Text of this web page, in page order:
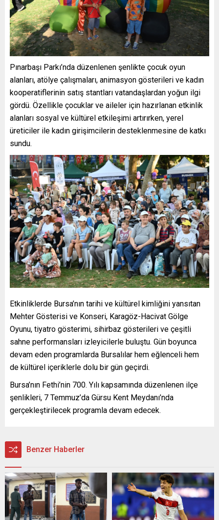
Pınarbaşı Parkı’nda düzenlenen şenlikte çocuk oyun
alanları, atölye çalışmaları, animasyon gösterileri ve kadın
kooperatiflerinin satış stantları vatandaşlardan yoğun ilgi
gördü. Özellikle çocuklar ve aileler için hazırlanan etkinlik
alanları sosyal ve kültürel etkileşimi artırırken, yerel
üreticiler ile kadın girişimcilerin desteklenmesine de katkı
sundu.
Etkinliklerde Bursa’nın tarihi ve kültürel kimliğini yansıtan
Mehter Gösterisi ve Konseri, Karagöz-Hacivat Gölge
Oyunu, tiyatro gösterimi, sihirbaz gösterileri ve çeşitli
sahne performansları izleyicilerle buluştu. Gün boyunca
devam eden programlarda Bursalılar hem eğlenceli hem
de kültürel içeriklerle dolu bir gün geçirdi.
Bursa’nın Fethi’nin 700. Yılı kapsamında düzenlenen ilçe
şenlikleri, 7 Temmuz’da Gürsu Kent Meydanı’nda
gerçekleştirilecek programla devam edecek.
Benzer Haberler